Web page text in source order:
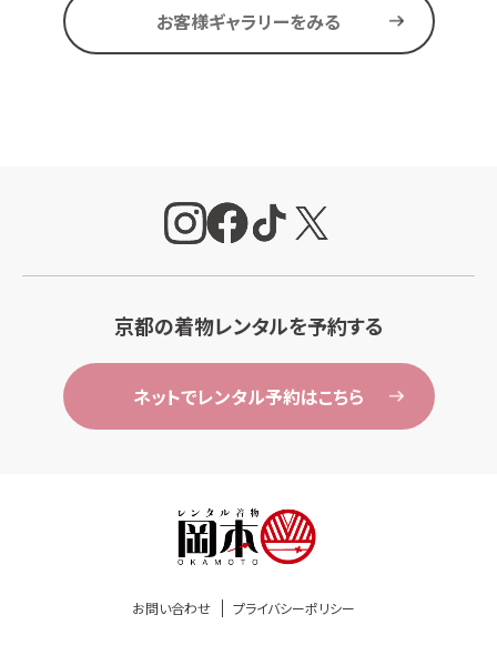
お客様ギャラリーをみる
京都の着物レンタルを予約する
ネットでレンタル予約はこちら
お問い合わせ プライバシーポリシー